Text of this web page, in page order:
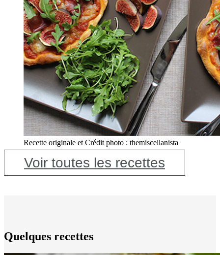
Recette originale et Crédit photo : themiscellanista
Voir toutes les recettes
Quelques recettes